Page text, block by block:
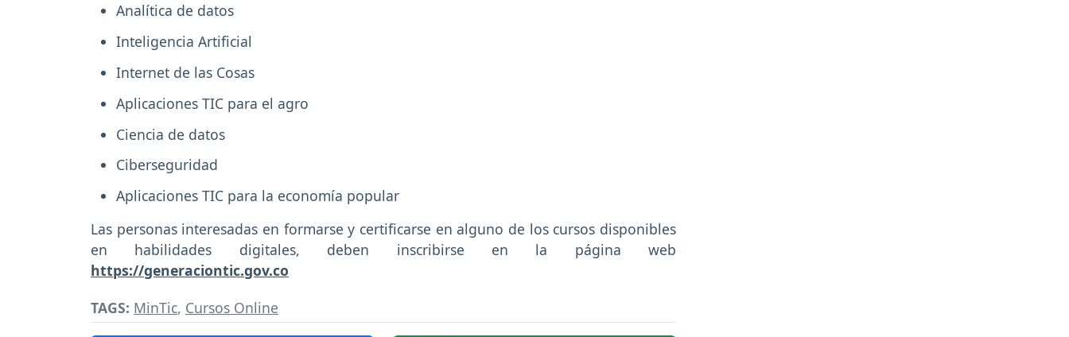
Analítica de datos
Inteligencia Artificial
Internet de las Cosas
Aplicaciones TIC para el agro
Ciencia de datos
Ciberseguridad
Aplicaciones TIC para la economía popular
Las personas interesadas en formarse y certificarse en alguno de los cursos disponibles
en habilidades digitales, deben inscribirse en la página web
https://generaciontic.gov.co
TAGS: MinTic, Cursos Online